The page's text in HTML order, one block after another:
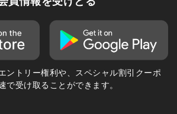
ントリー権利や、スペシャル割引クーポ
で受け取ることができます。